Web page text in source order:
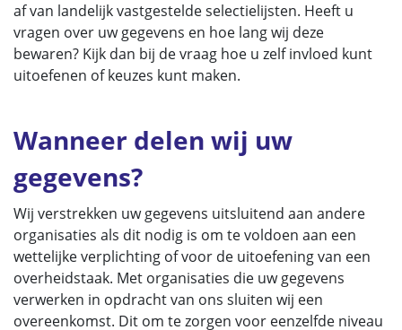
af van landelijk vastgestelde selectielijsten. Heeft u
vragen over uw gegevens en hoe lang wij deze
bewaren? Kijk dan bij de vraag hoe u zelf invloed kunt
uitoefenen of keuzes kunt maken.
Wanneer delen wij uw
gegevens?
Wij verstrekken uw gegevens uitsluitend aan andere
organisaties als dit nodig is om te voldoen aan een
wettelijke verplichting of voor de uitoefening van een
overheidstaak. Met organisaties die uw gegevens
verwerken in opdracht van ons sluiten wij een
overeenkomst. Dit om te zorgen voor eenzelfde niveau